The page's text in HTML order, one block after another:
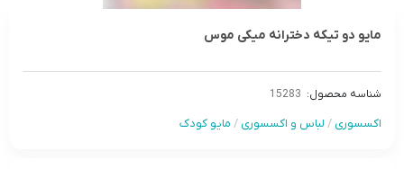
مایو دو تیکه دخترانه میکی موس
شناسه محصول: 15283
اکسسوری / لباس و اکسسوری / مایو کودک